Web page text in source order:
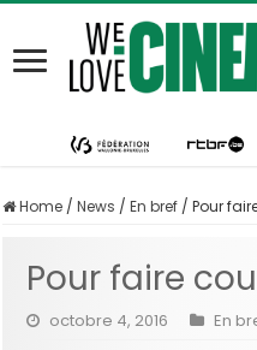
Home / News / En bref / Pour
Pour faire
octobre 4, 2016 En